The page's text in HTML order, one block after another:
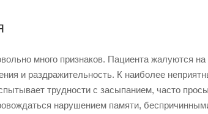
много признаков. Пациента жалуются
и раздражительность. К наиболее
трудности с засыпанием, часто
нарушением памяти,